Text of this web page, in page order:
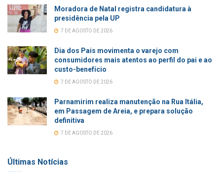
Moradora de Natal registra candidatura à
presidência pela UP
7 DE AGOSTO DE 2026
Dia dos Pais movimenta o varejo com
consumidores mais atentos ao perfil do pai e ao
custo-benefício
7 DE AGOSTO DE 2026
Parnamirim realiza manutenção na Rua Itália,
em Passagem de Areia, e prepara solução
definitiva
7 DE AGOSTO DE 2026
Últimas Notícias